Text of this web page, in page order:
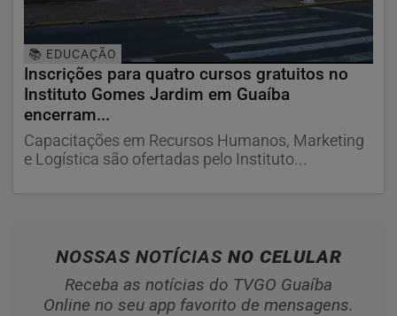
📚 EDUCAÇÃO
Inscrições para quatro cursos gratuitos no
Instituto Gomes Jardim em Guaíba
encerram...
Capacitações em Recursos Humanos, Marketing
e Logística são ofertadas pelo Instituto...
NOSSAS NOTÍCIAS NO CELULAR
Receba as notícias do TVGO Guaíba
Online no seu app favorito de mensagens.